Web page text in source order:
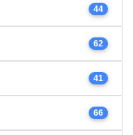
44
62
41
66